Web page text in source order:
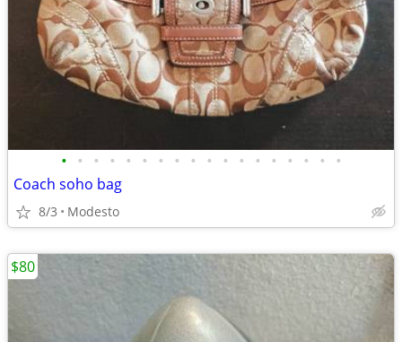
• • • • • • • • • • • • • • • • • •
Coach soho bag
8/3 Modesto
$80